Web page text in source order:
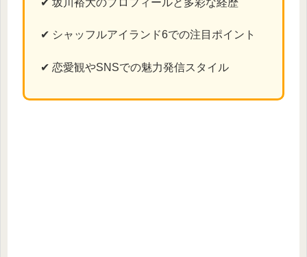
✔ 坂川裕大のプロフィールと多彩な経歴
✔ シャッフルアイランド6での注目ポイント
✔ 恋愛観やSNSでの魅力発信スタイル